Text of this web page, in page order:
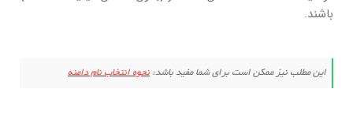
باشند.
این مطلب نیز ممکن است برای شما مفید باشد: نحوه انتخاب نام دامنه